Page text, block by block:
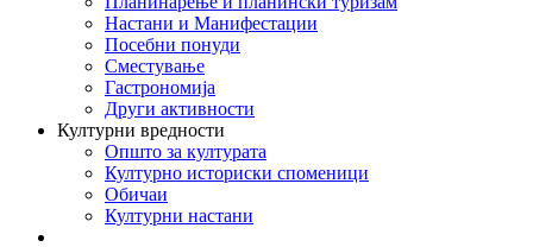
Настани и Манифестации
Посебни понуди
Сместување
Гастрономија
Други активности
Културни вредности
Општо за културата
Културно историски споменици
Обичаи
Културни настани